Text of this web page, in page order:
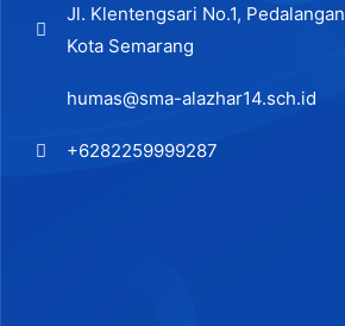
Jl. Klentengsari No.1,
Kota Semarang
humas@sma-alazhar14.sch.id
+6282259999287